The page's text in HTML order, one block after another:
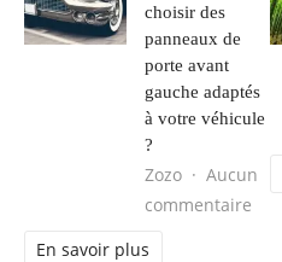
choisir des
panneaux de
porte avant
gauche adaptés
à votre véhicule
?
Zozo
Aucun
commentaire
En savoir plus